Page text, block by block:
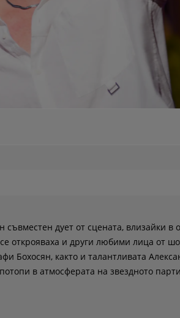
дует от сцената, влизайки в
открояваха и други любими лица от
Бохосян, както и талантливата
в атмосферата на звездното